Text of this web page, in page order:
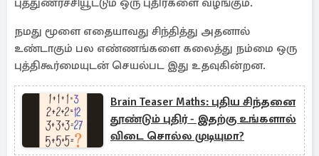
புத்துணர்ச்சியூட்டும் ஒரு புதிர்களை வழங்கும்.
நமது மூளை எதையாவது சிந்தித்து அதனால்
உண்டாகும் பல எண்ணங்களை கலைத்து நம்மை ஒரு
புத்திகூர்மையுடன் செயல்பட இது உதவுகின்றன.
Brain Teaser Maths: புதிய சிந்தனை
தூண்டும் புதிர் - இதற்கு உங்களால்
விடை சொல்ல முடியுமா?